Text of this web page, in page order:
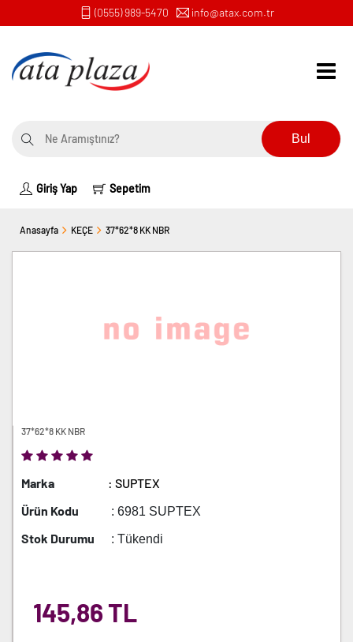
(0555) 989-5470 info@atax.com.tr
Bul
Giriş Yap Sepetim
Anasayfa KEÇE 37*62*8 KK NBR
37*62*8 KK NBR
Marka
: SUPTEX
Ürün Kodu
: 6981 SUPTEX
Stok Durumu : Tükendi
145,86 TL